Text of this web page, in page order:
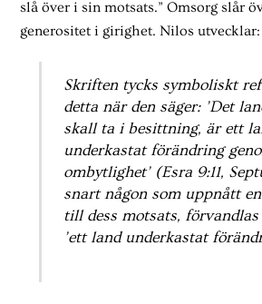
slå över i sin motsats.” Omsorg slår
generositet i girighet. Nilos utvecklar:
Skriften tycks symboliskt
detta när den säger: ’Det
skall ta i besittning, är ett
underkastat förändring
ombytlighet’ (Esra 9:11,
snart någon som uppnått
till dess motsats,
’ett land underkastat